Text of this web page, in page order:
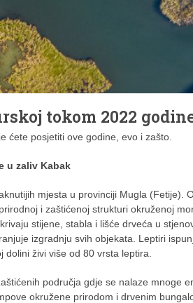
tokom 2022
ćete posjetiti ove godine, evo i zašto.
u zaliv Kabak
mjesta u provinciji Mugla (Fetije).
i zaštićenoj strukturi okruženoj
stijene, stabla i lišće drveća u
izgradnju svih objekata. Leptiri
živi više od 80 vrsta leptira.
područja gdje se nalaze mnoge
okružene prirodom i drvenim